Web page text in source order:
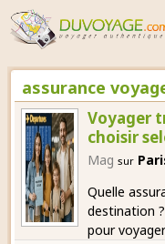
assurance
Voyager
choisir
Mag sur
Quelle
destination
pour